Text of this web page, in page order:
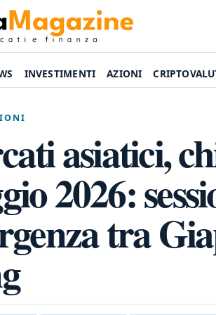
INVESTIMENTI AZIONI
asiatici,
2026:
tra